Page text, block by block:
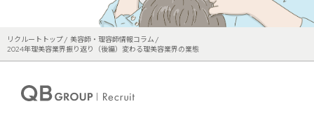
リクルートトップ
美容師・理容師情報コラム
2024年理美容業界振り返り（後編）変わる理美容業界の業態